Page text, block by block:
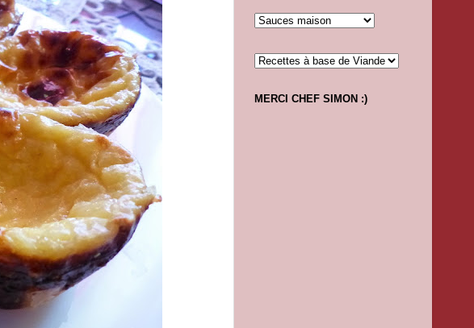
MERCI CHEF SIMON :)